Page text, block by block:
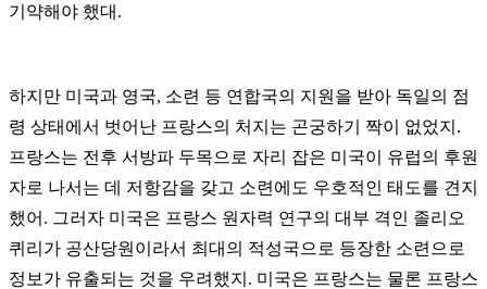
기약해야 했대.
하지만 미국과 영국, 소련 등 연합국의 지원을 받아 독일의 점
령 상태에서 벗어난 프랑스의 처지는 곤궁하기 짝이 없었지.
프랑스는 전후 서방파 두목으로 자리 잡은 미국이 유럽의 후원
자로 나서는 데 저항감을 갖고 소련에도 우호적인 태도를 견지
했어. 그러자 미국은 프랑스 원자력 연구의 대부 격인 졸리오
퀴리가 공산당원이라서 최대의 적성국으로 등장한 소련으로
정보가 유출되는 것을 우려했지. 미국은 프랑스는 물론 프랑스